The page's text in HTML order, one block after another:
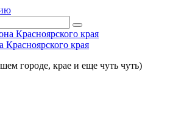
Красноярского края
городе, крае и еще чуть чуть)